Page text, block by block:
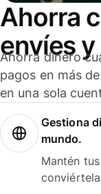
Ahorra
envíes
Ahorra dinero
pagos en más
en una sola
Gestiona
mundo.
Mantén